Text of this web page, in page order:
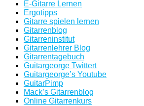
E-Gitarre Lernen
Ergotipps
Gitarre spielen lernen
Gitarrenblog
Gitarreninstitut
Gitarrenlehrer Blog
Gitarrentagebuch
Guitargeorge Twittert
Guitargeorge’s Youtube
GuitarPimp
Mack’s Gitarrenblog
Online Gitarrenkurs